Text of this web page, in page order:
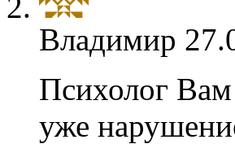
Владимир
Психолог
уже